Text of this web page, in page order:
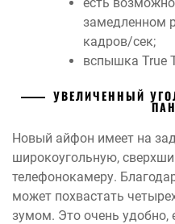
замедленном
кадров/сек;
вспышка True
УВЕЛИЧЕННЫЙ
Новый айфон имеет на
широкоугольную,
телефонокамеру.
может похвастать
зумом. Это очень удобно,